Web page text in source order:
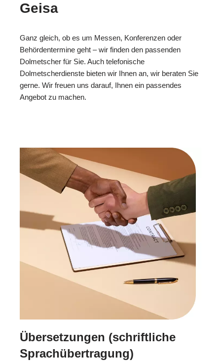
Geisa
Ganz gleich, ob es um Messen, Konferenzen oder
Behördentermine geht – wir finden den passenden
Dolmetscher für Sie. Auch telefonische
Dolmetscherdienste bieten wir Ihnen an, wir beraten Sie
gerne. Wir freuen uns darauf, Ihnen ein passendes
Angebot zu machen.
Übersetzungen (schriftliche
Sprachübertragung)